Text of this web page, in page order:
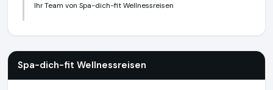
Ihr Team von Spa-dich-fit Wellnessreisen
Spa-dich-fit Wellnessreisen